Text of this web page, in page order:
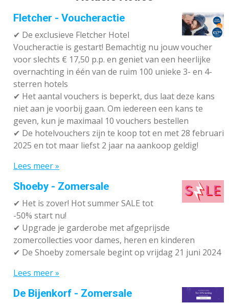
Fletcher - Voucheractie
✔ De exclusieve Fletcher Hotel
Voucheractie is gestart! Bemachtig nu jouw voucher
voor slechts € 17,50 p.p. en geniet van een heerlijke
overnachting in één van de ruim 100 unieke 3- en 4-
sterren hotels
✔ Het aantal vouchers is beperkt, dus laat deze kans
niet aan je voorbij gaan. Om iedereen een kans te
geven, kun je maximaal 10 vouchers bestellen
✔ De hotelvouchers zijn te koop tot en met 28 februari
2025 en tot maar liefst 2 jaar na aankoop geldig!
Lees meer »
Shoeby - Zomersale
✔ Het is zover! Hot summer SALE tot
-50% start nu!
✔ Upgrade je garderobe met afgeprijsde
zomercollecties voor dames, heren en kinderen
✔ De Shoeby zomersale begint op vrijdag 21 juni 2024
Lees meer »
De Bijenkorf - Zomersale